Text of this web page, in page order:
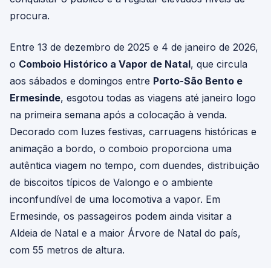
procura.
Entre 13 de dezembro de 2025 e 4 de janeiro de 2026,
o Comboio Histórico a Vapor de Natal, que circula
aos sábados e domingos entre Porto-São Bento e
Ermesinde, esgotou todas as viagens até janeiro logo
na primeira semana após a colocação à venda.
Decorado com luzes festivas, carruagens históricas e
animação a bordo, o comboio proporciona uma
autêntica viagem no tempo, com duendes, distribuição
de biscoitos típicos de Valongo e o ambiente
inconfundível de uma locomotiva a vapor. Em
Ermesinde, os passageiros podem ainda visitar a
Aldeia de Natal e a maior Árvore de Natal do país,
com 55 metros de altura.